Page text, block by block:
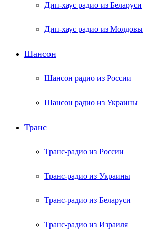
Дип-хаус радио из Беларуси
Дип-хаус радио из Молдовы
Шансон
Шансон радио из России
Шансон радио из Украины
Транс
Транс-радио из России
Транс-радио из Украины
Транс-радио из Беларуси
Транс-радио из Израиля